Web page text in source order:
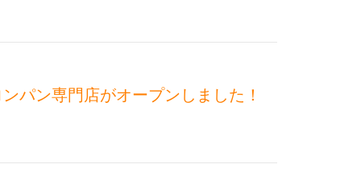
パン専門店がオープンしました！